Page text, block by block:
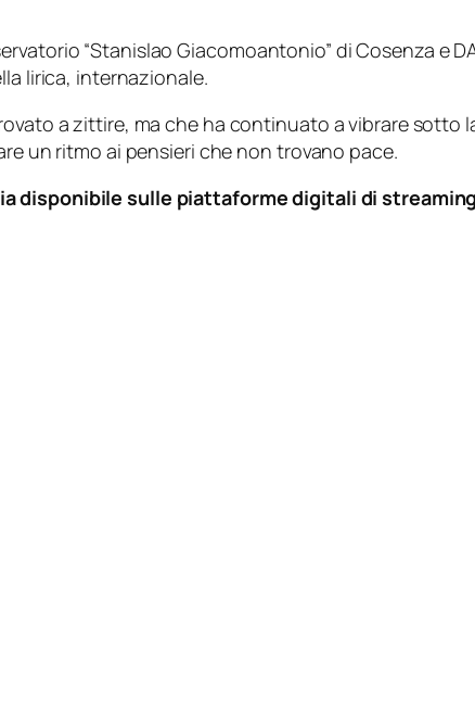
“Stanislao Giacomoantonio” di Cosenza e
lirica, internazionale.
a zittire, ma che ha continuato a vibrare
un ritmo ai pensieri che non trovano pace.
disponibile sulle piattaforme digitali di